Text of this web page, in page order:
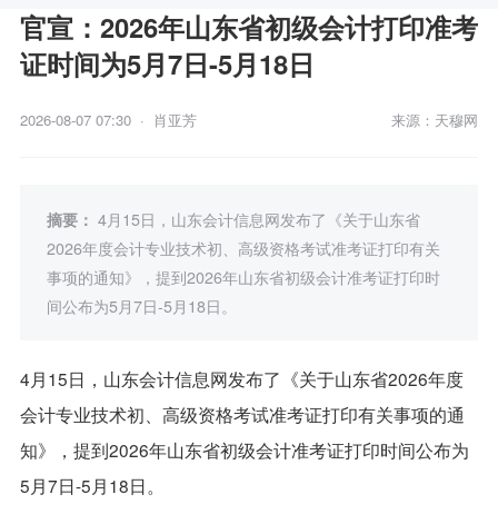
获取验证码
官宣：2026年山东省初级会计打印准考
证时间为5月7日-5月18日
2026-08-07 07:30 · 肖亚芳 来源：天穆网
摘要： 4月15日，山东会计信息网发布了《关于山东省
2026年度会计专业技术初、高级资格考试准考证打印有关
事项的通知》，提到2026年山东省初级会计准考证打印时
间公布为5月7日-5月18日。
4月15日，山东会计信息网发布了《关于山东省2026年度
会计专业技术初、高级资格考试准考证打印有关事项的通
知》，提到2026年山东省初级会计准考证打印时间公布为
5月7日-5月18日。